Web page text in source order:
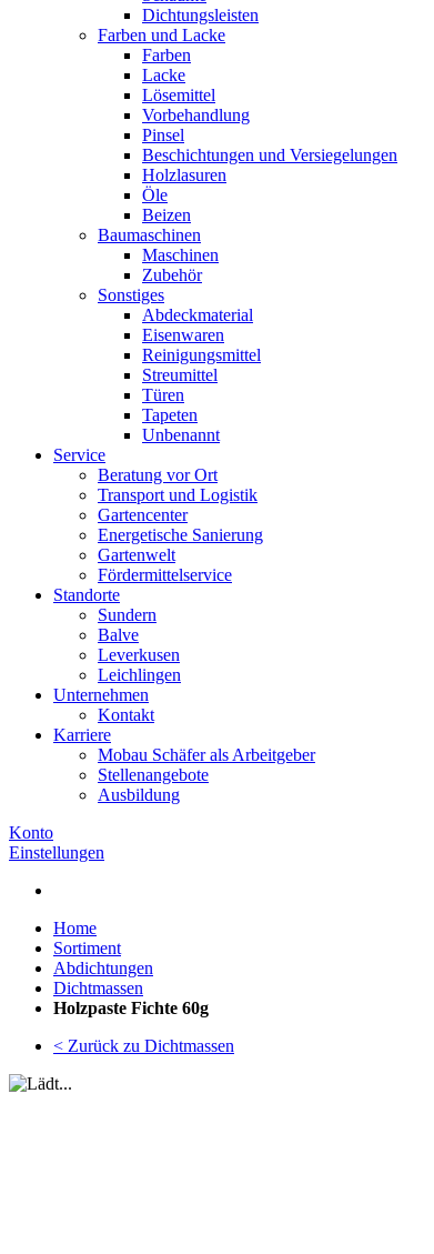
Dichtungsleisten
Farben und Lacke
Farben
Lacke
Lösemittel
Vorbehandlung
Pinsel
Beschichtungen und Versiegelungen
Holzlasuren
Öle
Beizen
Baumaschinen
Maschinen
Zubehör
Sonstiges
Abdeckmaterial
Eisenwaren
Reinigungsmittel
Streumittel
Türen
Tapeten
Unbenannt
Service
Beratung vor Ort
Transport und Logistik
Gartencenter
Energetische Sanierung
Gartenwelt
Fördermittelservice
Standorte
Sundern
Balve
Leverkusen
Leichlingen
Unternehmen
Kontakt
Karriere
Mobau Schäfer als Arbeitgeber
Stellenangebote
Ausbildung
Konto
Einstellungen
Home
Sortiment
Abdichtungen
Dichtmassen
Holzpaste Fichte 60g
< Zurück zu Dichtmassen